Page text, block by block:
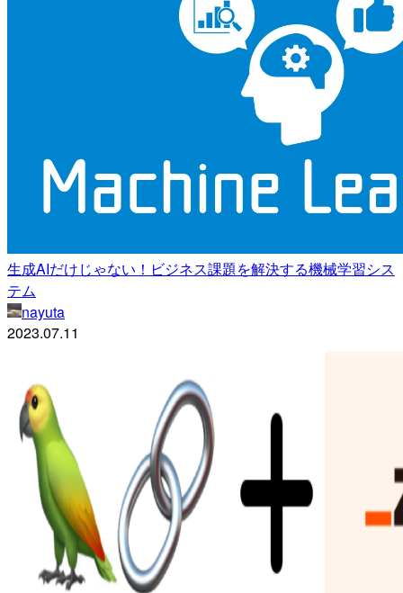
生成AIだけじゃない！ビジネス課題を解決する機械学習シス
テム
nayuta
2023.07.11